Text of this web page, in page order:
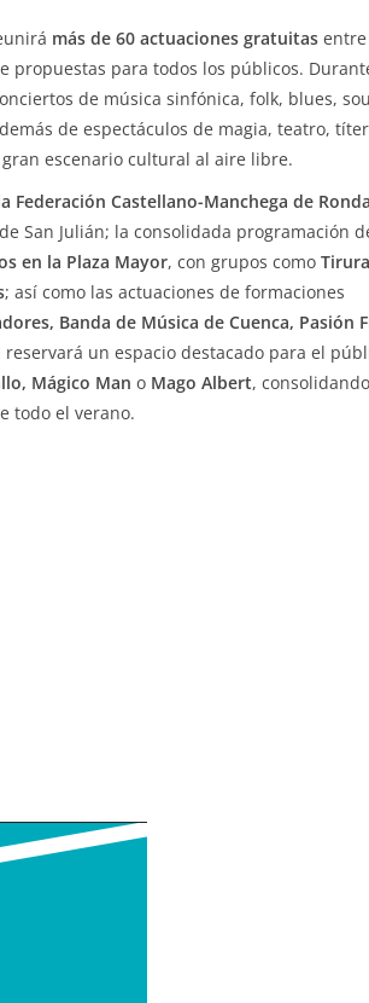
más de 60 actuaciones gratuitas
propuestas para todos los públicos.
de música sinfónica, folk, blues,
de espectáculos de magia, teatro,
escenario cultural al aire libre.
Federación Castellano-Manchega de
San Julián; la consolidada programación
en la Plaza Mayor, con grupos como
; así como las actuaciones de formaciones
Banda de Música de Cuenca, Pasión
un espacio destacado para el
Mágico Man o Mago Albert,
todo el verano.